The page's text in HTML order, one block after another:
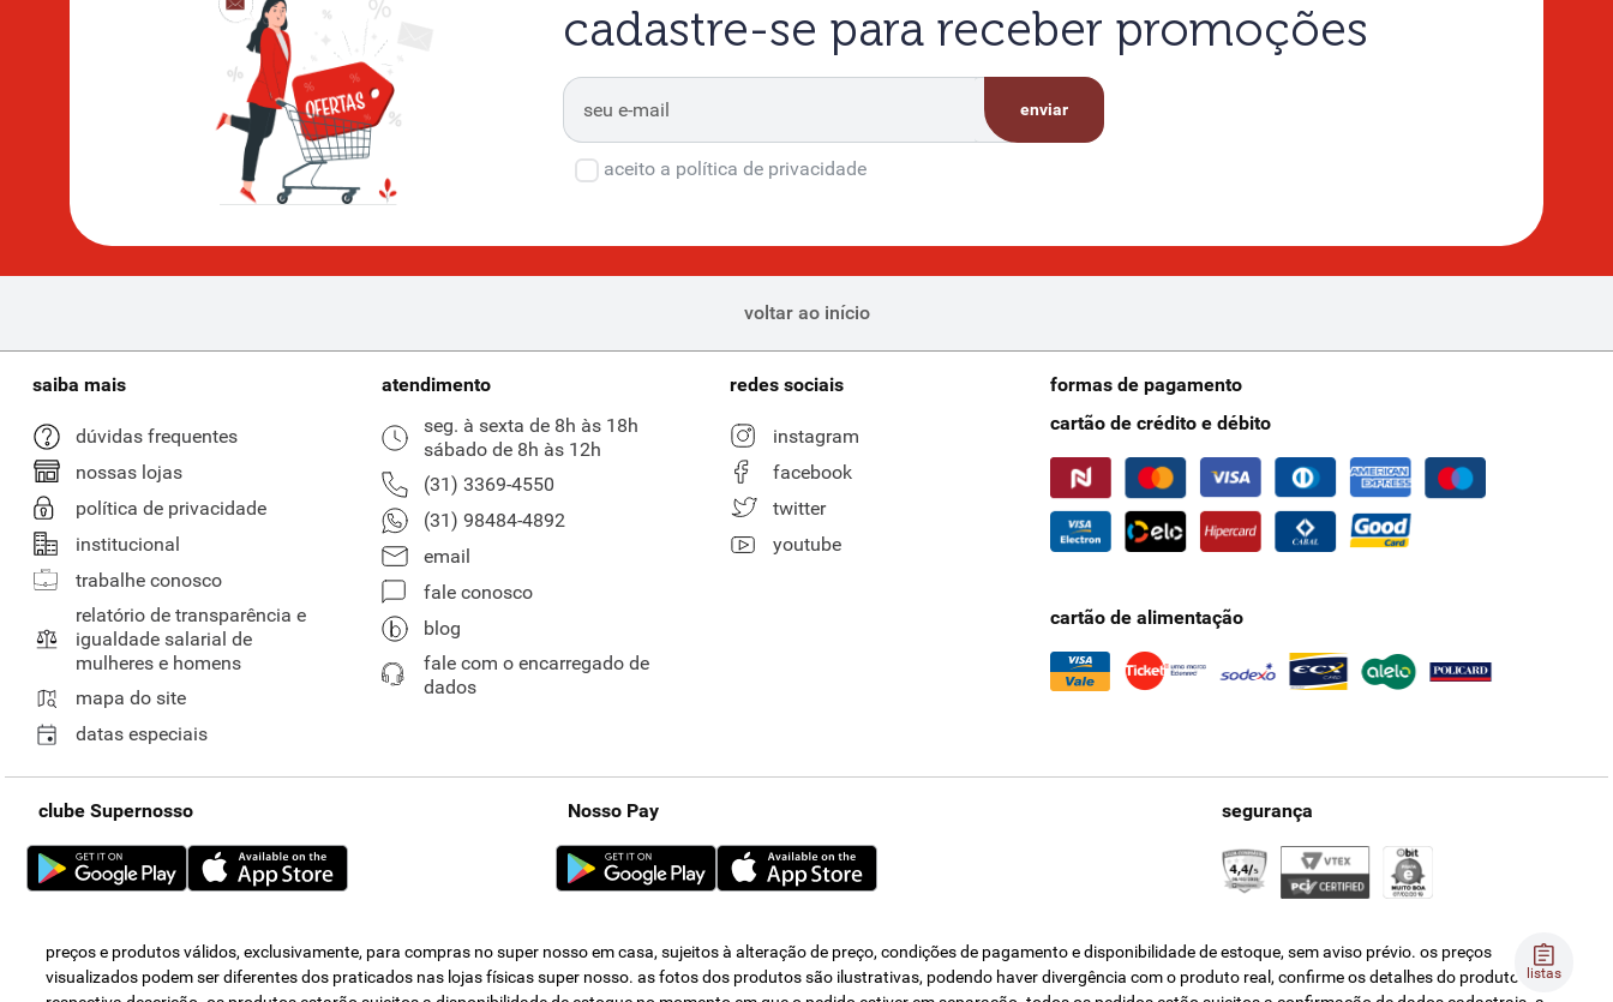
listas
cadastre-se para receber promoções
enviar
aceito a política de privacidade
voltar ao início
saiba mais
dúvidas frequentes
nossas lojas
política de privacidade
institucional
trabalhe conosco
relatório de transparência e
igualdade salarial de
mulheres e homens
mapa do site
datas especiais
atendimento
seg. à sexta de 8h às 18h
sábado de 8h às 12h
(31) 3369-4550
(31) 98484-4892
email
fale conosco
blog
fale com o encarregado de
dados
redes sociais
instagram
facebook
twitter
youtube
formas de pagamento
cartão de crédito e débito
cartão de alimentação
clube Supernosso Nosso Pay segurança
preços e produtos válidos, exclusivamente, para compras no super nosso em casa, sujeitos à alteração de preço, condições de pagamento e disponibilidade de estoque, sem aviso prévio. os preços
visualizados podem ser diferentes dos praticados nas lojas físicas super nosso. as fotos dos produtos são ilustrativas, podendo haver divergência com o produto real, confirme os detalhes do produto na